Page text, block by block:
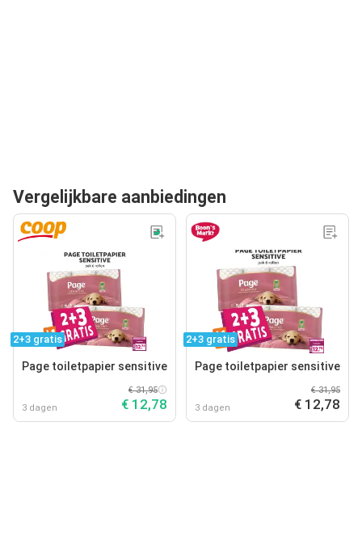
Vergelijkbare aanbiedingen
2+3 gratis
Page toiletpapier sensitive
3 dagen
€ 31,95
€ 12,78
2+3 gratis
Page toiletpapier sensitive
3 dagen
€ 31,95
€ 12,78